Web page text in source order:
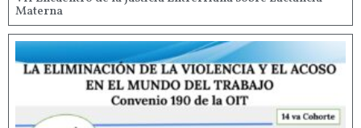
Materna